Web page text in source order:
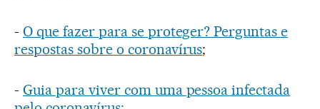
- O que fazer para se proteger? Perguntas e
respostas sobre o coronavírus;
- Guia para viver com uma pessoa infectada